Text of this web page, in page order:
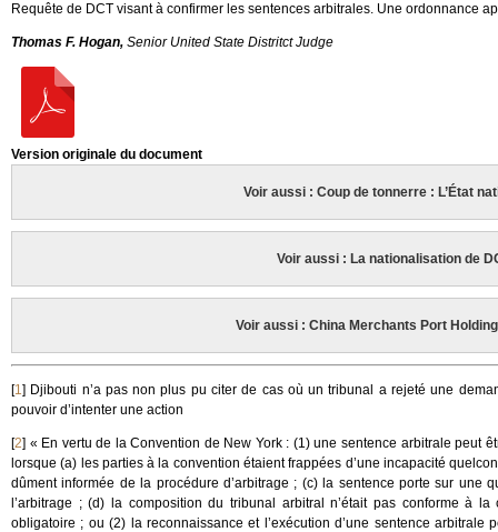
Requête de DCT visant à confirmer les sentences arbitrales. Une ordonnance
Thomas F. Hogan, Senior United State Distritct Judge
Version originale du document
Voir aussi : Coup de tonnerre : L’État
Voir aussi : La nationalisation de
Voir aussi : China Merchants Port
[1] Djibouti n’a pas non plus pu citer de cas où un tribunal a rejeté une
pouvoir d’intenter une action
[2] « En vertu de la Convention de New York : (1) une sentence arbitrale peut
lorsque (a) les parties à la convention étaient frappées d’une incapacité
dûment informée de la procédure d’arbitrage ; (c) la sentence porte sur
l’arbitrage ; (d) la composition du tribunal arbitral n’était pas conforme à
obligatoire ; ou (2) la reconnaissance et l’exécution d’une sentence